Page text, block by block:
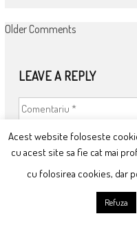
COMMENT
Older Comments
LEAVE A REPLY
Acest website foloseste
cu acest site sa fie cat mai
cu folosirea cookies, dar
Refuza